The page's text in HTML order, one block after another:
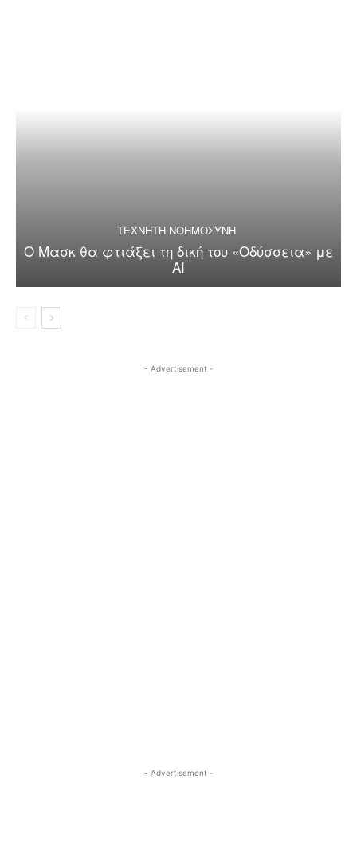
ΤΕΧΝΗΤΗ ΝΟΗΜΟΣΥΝΗ
Ο Μασκ θα φτιάξει τη δική του «Οδύσσεια» με
AI
- Advertisement -
- Advertisement -